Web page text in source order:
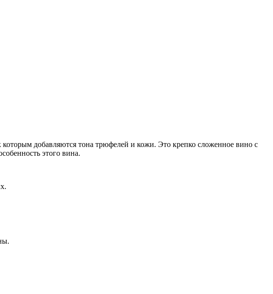
добавляются тона трюфелей и кожи. Это крепко сложенное вино с
этого вина.